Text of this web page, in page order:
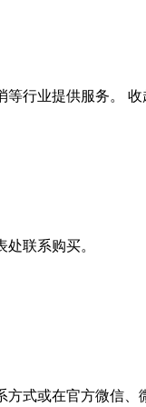
行业提供服务。
收
联系购买。
式或在官方微信、